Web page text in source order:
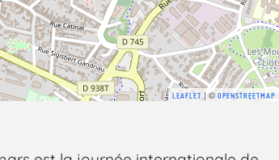
LEAFLET| ©OPENSTREETMAP